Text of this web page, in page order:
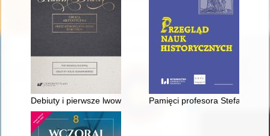
Debiuty i pierwsze lwowskie występy gościnne Adama Didura
Pamięci profesora Stefana